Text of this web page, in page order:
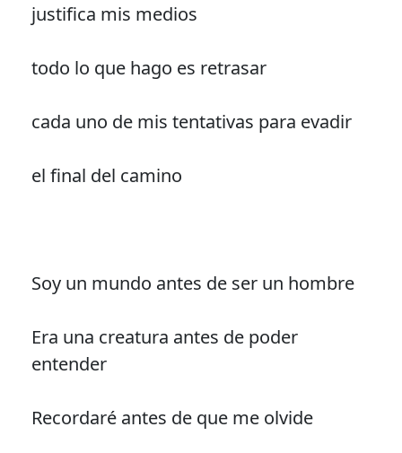
justifica mis medios
todo lo que hago es retrasar
cada uno de mis tentativas para evadir
el final del camino
Soy un mundo antes de ser un hombre
Era una creatura antes de poder
entender
Recordaré antes de que me olvide